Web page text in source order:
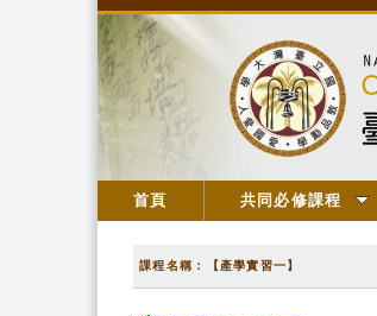
首頁 共同必修課程
課程名稱：【產學實習一】